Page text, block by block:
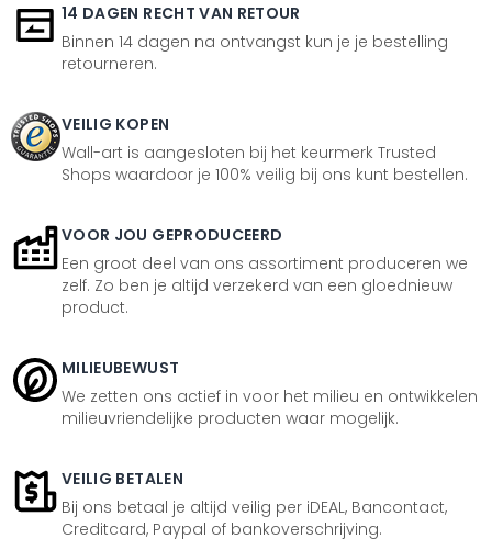
14 DAGEN RECHT VAN RETOUR
Binnen 14 dagen na ontvangst kun je je bestelling
retourneren.
VEILIG KOPEN
Wall-art is aangesloten bij het keurmerk Trusted
Shops waardoor je 100% veilig bij ons kunt bestellen.
VOOR JOU GEPRODUCEERD
Een groot deel van ons assortiment produceren we
zelf. Zo ben je altijd verzekerd van een gloednieuw
product.
MILIEUBEWUST
We zetten ons actief in voor het milieu en ontwikkelen
milieuvriendelijke producten waar mogelijk.
VEILIG BETALEN
Bij ons betaal je altijd veilig per iDEAL, Bancontact,
Creditcard, Paypal of bankoverschrijving.